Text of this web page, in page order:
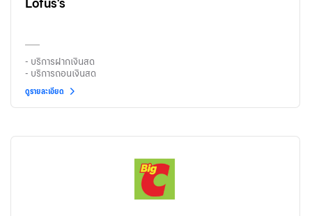
Lotus's
- บริการฝากเงินสด
- บริการถอนเงินสด
ดูรายละเอียด